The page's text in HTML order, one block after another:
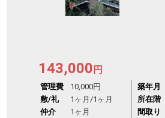
143,000 円
管理費
10,000円
敷/礼
1ヶ月 /1ヶ月
仲介
1ヶ月
築年月
所在階
間取り